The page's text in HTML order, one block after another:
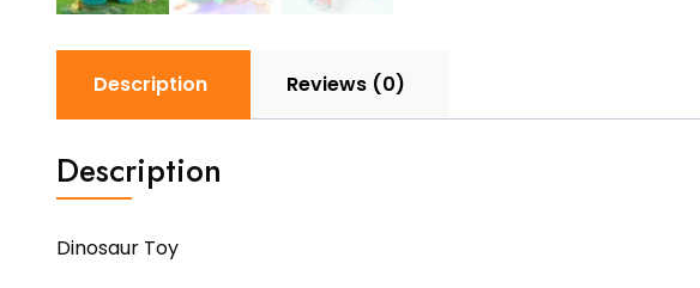
Description Reviews (0)
Description
Dinosaur Toy